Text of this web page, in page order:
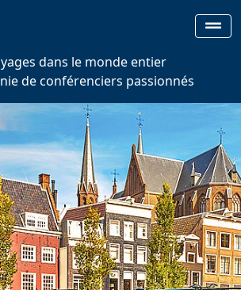
dans le monde entier
de conférenciers passionnés